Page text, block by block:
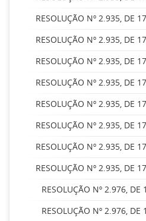
RESOLUÇÃO Nº 2.935, DE
RESOLUÇÃO Nº 2.935, DE
RESOLUÇÃO Nº 2.935, DE
RESOLUÇÃO Nº 2.935, DE
RESOLUÇÃO Nº 2.935, DE
RESOLUÇÃO Nº 2.935, DE
RESOLUÇÃO Nº 2.935, DE
RESOLUÇÃO Nº 2.935, DE
RESOLUÇÃO Nº 2.976, DE
RESOLUÇÃO Nº 2.976, DE